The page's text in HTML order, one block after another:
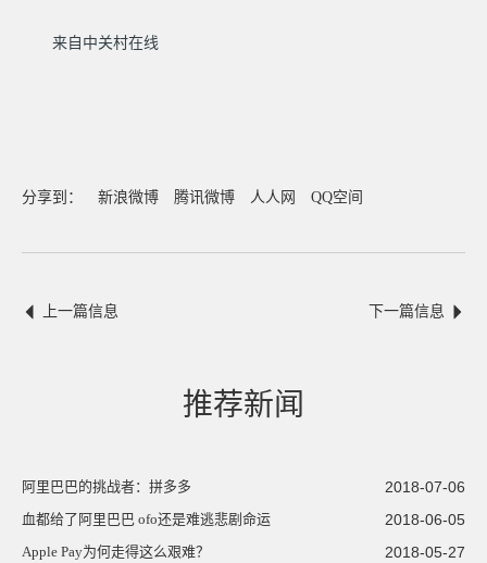
来自中关村在线
分享到： 新浪微博 腾讯微博 人人网 QQ空间
上一篇信息 下一篇信息
推荐新闻
2018-07-06
阿里巴巴的挑战者：拼多多
2018-06-05
血都给了阿里巴巴 ofo还是难逃悲剧命运
2018-05-27
Apple Pay为何走得这么艰难？